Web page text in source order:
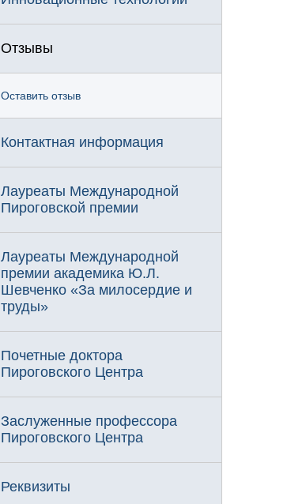
Отзывы
Оставить отзыв
Контактная информация
Лауреаты Международной
Пироговской премии
Лауреаты Международной
премии академика Ю.Л.
Шевченко «За милосердие и
труды»
Почетные доктора
Пироговского Центра
Заслуженные профессора
Пироговского Центра
Реквизиты